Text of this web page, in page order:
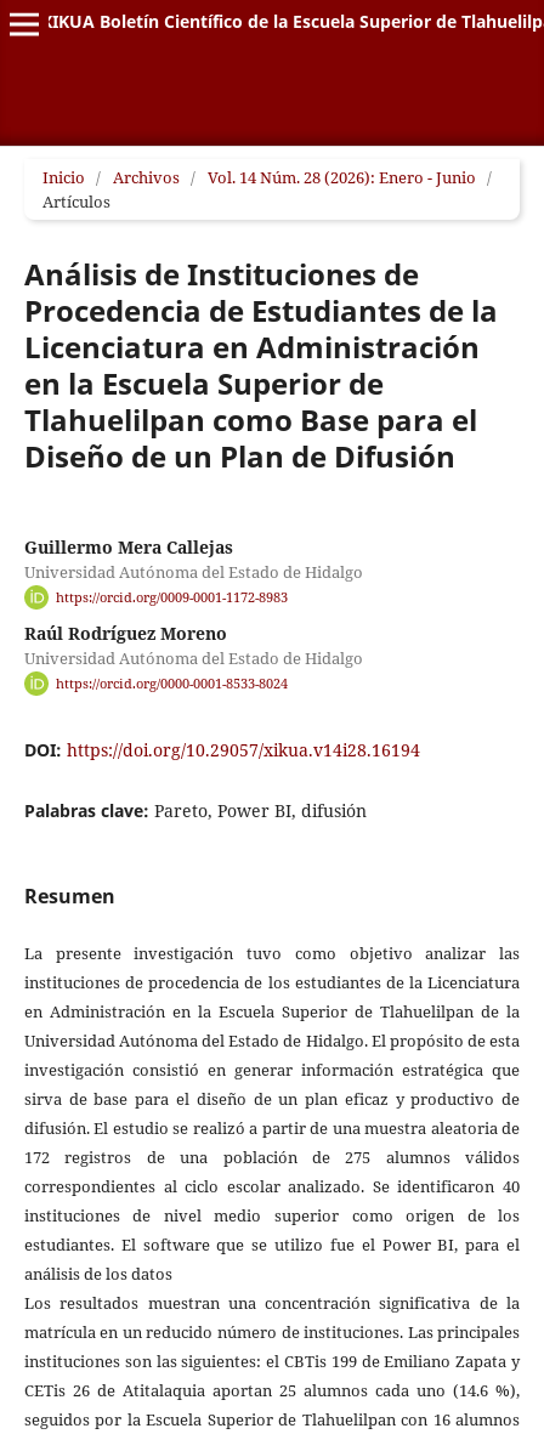
XIKUA Boletín Científico de la Escuela Superior de
Inicio / Archivos / Vol. 14 Núm. 28 (2026): Enero - Junio /
Artículos
Análisis de Instituciones de
Procedencia de Estudiantes de la
Licenciatura en Administración
en la Escuela Superior de
Tlahuelilpan como Base para el
Diseño de un Plan de Difusión
Guillermo Mera Callejas
Universidad Autónoma del Estado de Hidalgo
https://orcid.org/0009-0001-1172-8983
Raúl Rodríguez Moreno
Universidad Autónoma del Estado de Hidalgo
https://orcid.org/0000-0001-8533-8024
DOI: https://doi.org/10.29057/xikua.v14i28.16194
Palabras clave: Pareto, Power BI, difusión
Resumen
La presente investigación tuvo como objetivo analizar las
instituciones de procedencia de los estudiantes de la Licenciatura
en Administración en la Escuela Superior de Tlahuelilpan de la
Universidad Autónoma del Estado de Hidalgo. El propósito de esta
investigación consistió en generar información estratégica que
sirva de base para el diseño de un plan eficaz y productivo de
difusión. El estudio se realizó a partir de una muestra aleatoria de
172 registros de una población de 275 alumnos válidos
correspondientes al ciclo escolar analizado. Se identificaron 40
instituciones de nivel medio superior como origen de los
estudiantes. El software que se utilizo fue el Power BI, para el
análisis de los datos
Los resultados muestran una concentración significativa de la
matrícula en un reducido número de instituciones. Las principales
instituciones son las siguientes: el CBTis 199 de Emiliano Zapata y
CETis 26 de Atitalaquia aportan 25 alumnos cada uno (14.6 %),
seguidos por la Escuela Superior de Tlahuelilpan con 16 alumnos